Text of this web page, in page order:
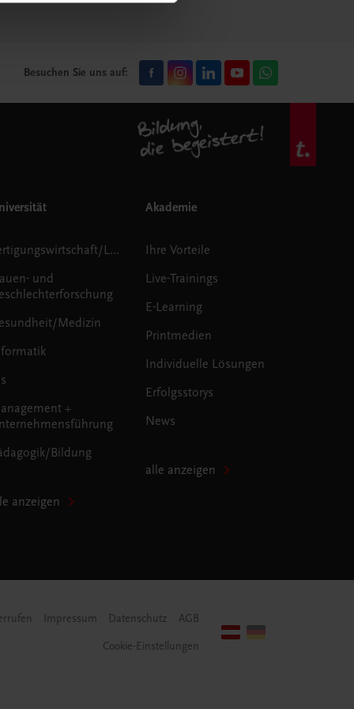
Besuchen Sie uns auf:
Fertigungswirtschaft/Logistik
und
Medizin
+
Bildung
anzeigen
Akademie
Ihre Vorteile
Live-Trainings
E-Learning
Printmedien
Individuelle Lösungen
Erfolgsstorys
News
alle anzeigen
Impressum Datenschutz AGB
Cookie-Einstellungen